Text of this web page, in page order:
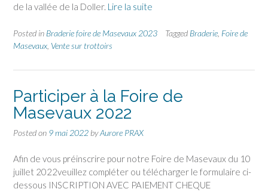
de la vallée de la Doller. Lire la suite
Posted in Braderie foire de Masevaux 2023 Tagged Braderie Foire de
Masevaux Vente sur trottoirs
Participer à la Foire de
Masevaux 2022
Posted on 9 mai 2022 byAurore PRAX
Afin de vous préinscrire pour notre Foire de Masevaux du 10
juillet 2022veuillez compléter ou télécharger le formulaire ci-
dessous INSCRIPTION AVEC PAIEMENT CHEQUE